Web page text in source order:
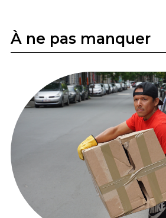
À ne pas manquer